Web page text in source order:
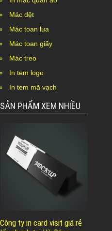
Mác dệt
Mác toan lụa
Mác toan giấy
Mác treo
In tem logo
In tem mã vạch
SẢN PHẨM XEM NHIỀU
Công ty in card visit giá rẻ